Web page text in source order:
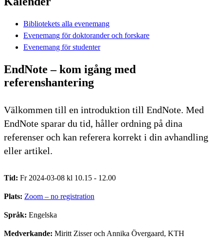
Bibliotekets alla evenemang
Evenemang för doktorander och forskare
Evenemang för studenter
EndNote – kom igång med
referenshantering
Välkommen till en introduktion till EndNote. Med
EndNote sparar du tid, håller ordning på dina
referenser och kan referera korrekt i din avhandling
eller artikel.
Tid: Fr 2024-03-08 kl 10.15 - 12.00
Plats: Zoom – no registration
Språk: Engelska
Medverkande: Miritt Zisser och Annika Övergaard, KTH